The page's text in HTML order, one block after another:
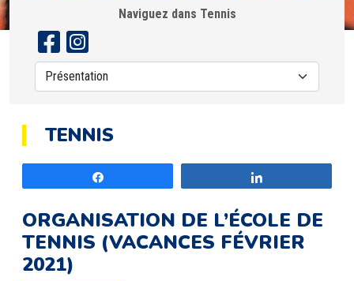
Naviguez dans Tennis
TENNIS
ORGANISATION DE L’ÉCOLE DE
TENNIS (VACANCES FÉVRIER
2021)